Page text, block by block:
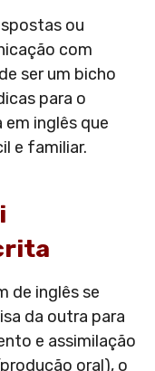
ou
com
ser um bicho
para o
inglês que
e familiar.
de inglês se
da outra para
e assimilação
oral), o